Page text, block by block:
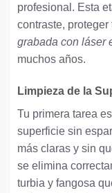
profesional. Esta
contraste,
grabada con láser
muchos años.
Limpieza de la
Tu primera tarea
superficie sin
más claras y sin
se elimina
turbia y fangosa